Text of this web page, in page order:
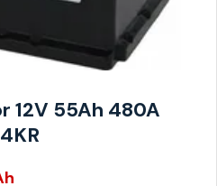
12V 55Ah 480A